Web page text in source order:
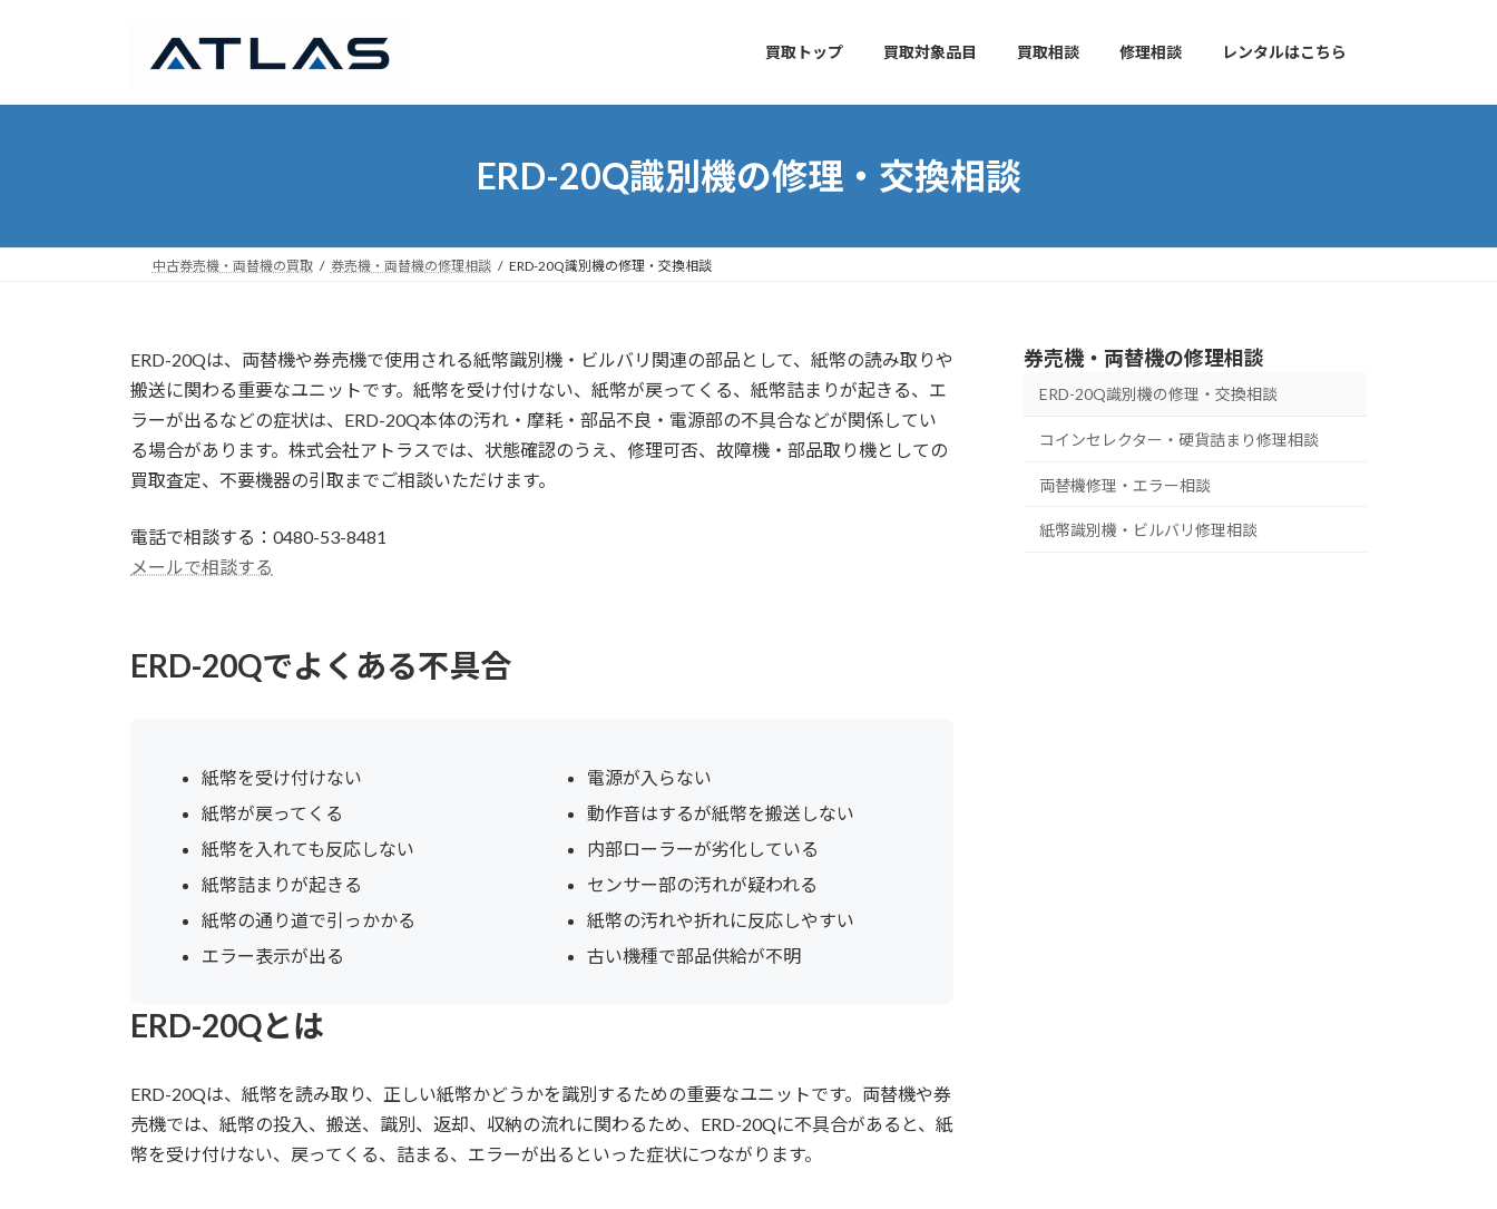
プ
動
買取トップ 買取対象品目 買取相談 修理相談 レンタルはこちら
ERD-20Q識別機の修理・交換相談
中古券売機・両替機の買取 券売機・両替機の修理相談 ERD-20Q識別機の修理・交換相談
ERD-20Qは、両替機や券売機で使用される紙幣識別機・ビルバリ関連の部品として、紙幣の読み取りや
搬送に関わる重要なユニットです。紙幣を受け付けない、紙幣が戻ってくる、紙幣詰まりが起きる、エ
ラーが出るなどの症状は、ERD-20Q本体の汚れ・摩耗・部品不良・電源部の不具合などが関係してい
る場合があります。株式会社アトラスでは、状態確認のうえ、修理可否、故障機・部品取り機としての
買取査定、不要機器の引取までご相談いただけます。
電話で相談する：0480-53-8481
メールで相談する
ERD-20Qでよくある不具合
紙幣を受け付けない
紙幣が戻ってくる
紙幣を入れても反応しない
紙幣詰まりが起きる
紙幣の通り道で引っかかる
エラー表示が出る
電源が入らない
動作音はするが紙幣を搬送しない
内部ローラーが劣化している
センサー部の汚れが疑われる
紙幣の汚れや折れに反応しやすい
古い機種で部品供給が不明
ERD-20Qとは
ERD-20Qは、紙幣を読み取り、正しい紙幣かどうかを識別するための重要なユニットです。両替機や券
売機では、紙幣の投入、搬送、識別、返却、収納の流れに関わるため、ERD-20Qに不具合があると、紙
幣を受け付けない、戻ってくる、詰まる、エラーが出るといった症状につながります。
券売機・両替機の修理相談
ERD-20Q識別機の修理・交換相談
コインセレクター・硬貨詰まり修理相談
両替機修理・エラー相談
紙幣識別機・ビルバリ修理相談